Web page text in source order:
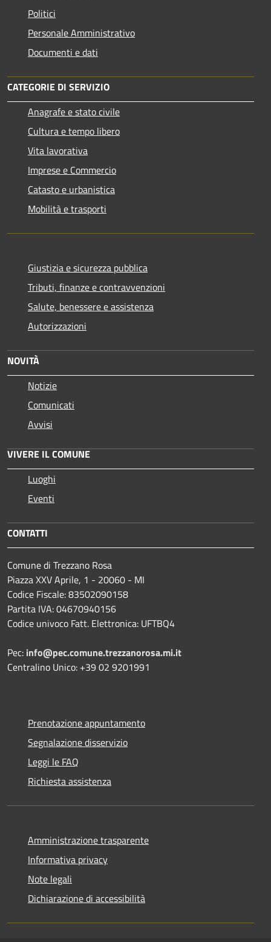
Politici
Personale Amministrativo
Documenti e dati
CATEGORIE DI SERVIZIO
Anagrafe e stato civile
Cultura e tempo libero
Vita lavorativa
Imprese e Commercio
Catasto e urbanistica
Mobilità e trasporti
Giustizia e sicurezza pubblica
Tributi, finanze e contravvenzioni
Salute, benessere e assistenza
Autorizzazioni
NOVITÀ
Notizie
Comunicati
Avvisi
VIVERE IL COMUNE
Luoghi
Eventi
CONTATTI
Comune di Trezzano Rosa
Piazza XXV Aprile, 1 - 20060 - MI
Codice Fiscale: 83502090158
Partita IVA: 04670940156
Codice univoco Fatt. Elettronica: UFTBQ4
Pec: info@pec.comune.trezzanorosa.mi.it
Centralino Unico: +39 02 9201991
Prenotazione appuntamento
Segnalazione disservizio
Leggi le FAQ
Richiesta assistenza
Amministrazione trasparente
Informativa privacy
Note legali
Dichiarazione di accessibilità